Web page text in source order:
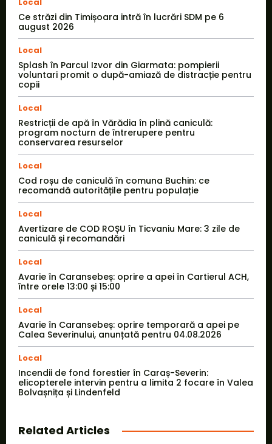
Local
Ce străzi din Timișoara intră în lucrări SDM pe 6
august 2026
Local
Splash în Parcul Izvor din Giarmata: pompierii
voluntari promit o după-amiază de distracție pentru
copii
Local
Restricții de apă în Vărădia în plină caniculă:
program nocturn de întrerupere pentru
conservarea resurselor
Local
Cod roșu de caniculă în comuna Buchin: ce
recomandă autoritățile pentru populație
Local
Avertizare de COD ROȘU în Ticvaniu Mare: 3 zile de
caniculă și recomandări
Local
Avarie în Caransebeș: oprire a apei în Cartierul ACH,
între orele 13:00 și 15:00
Local
Avarie în Caransebeș: oprire temporară a apei pe
Calea Severinului, anunțată pentru 04.08.2026
Local
Incendii de fond forestier în Caraș-Severin:
elicopterele intervin pentru a limita 2 focare în Valea
Bolvașnița și Lindenfeld
Related Articles